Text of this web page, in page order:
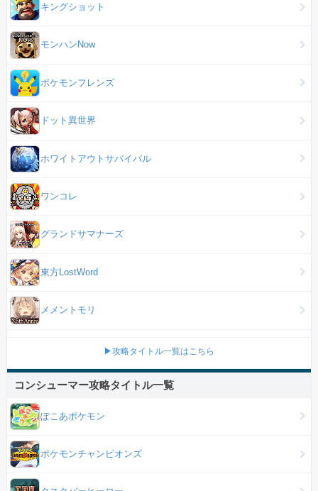
キングショット
モンハンNow
ポケモンフレンズ
ドット異世界
ホワイトアウトサバイバル
ワンコレ
グランドサマナーズ
東方LostWord
メメントモリ
▶攻略タイトル一覧はこちら
コンシューマー攻略タイトル一覧
ぽこあポケモン
ポケモンチャンピオンズ